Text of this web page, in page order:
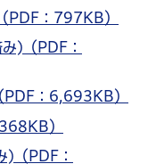
PDF：797KB）
)（PDF：
：6,693KB）
）
)（PDF：